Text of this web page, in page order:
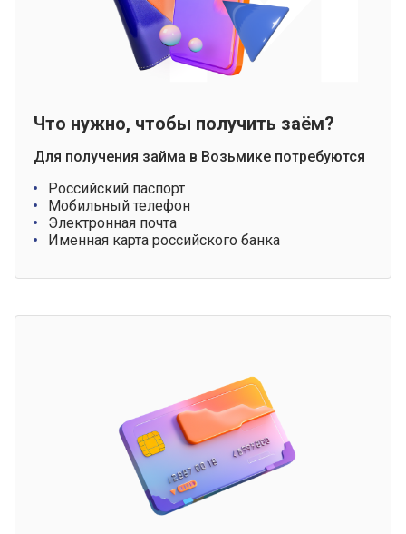
Что нужно, чтобы получить заём?
Для получения займа в Возьмике потребуются
Российский паспорт
Мобильный телефон
Электронная почта
Именная карта российского банка